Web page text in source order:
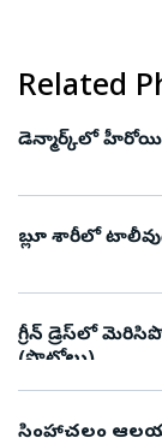
Related
డెన్మార్క్‌లో
బ్లూ శారీలో
గ్రీన్ డ్రెస్‌లో
(ఫొటోలు)
సింహాచలం